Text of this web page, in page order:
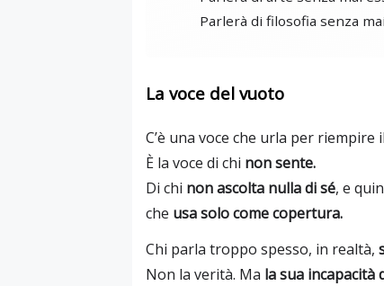
Parlerà di filosofia senza
La voce del vuoto
C’è una voce che urla per riempire
È la voce di chi non sente.
Di chi non ascolta nulla di sé, e
che usa solo come copertura.
Chi parla troppo spesso, in realtà,
Non la verità. Ma la sua incapacità